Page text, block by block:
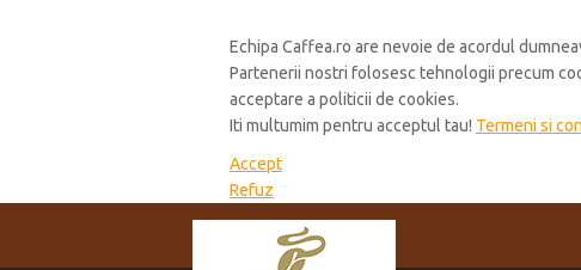
Echipa Caffea.ro are nevoie de acordul
Partenerii nostri folosesc tehnologii precum
acceptare a politicii de cookies.
Iti multumim pentru acceptul tau! Termeni si
Accept
Refuz